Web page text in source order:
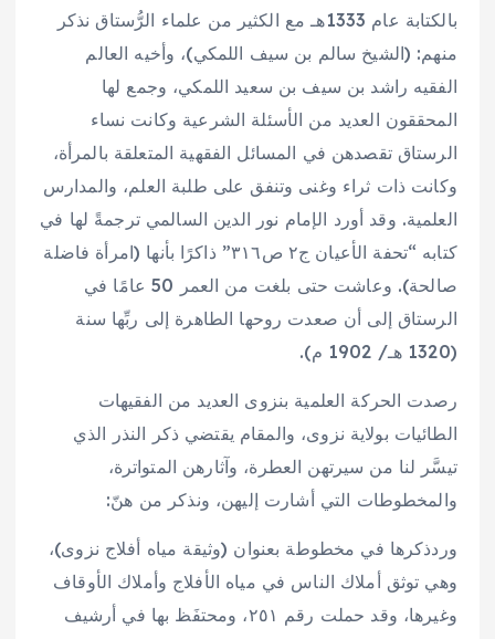
بالكتابة عام 1333هـ مع الكثير من علماء الرُّستاق نذكر
منهم: (الشيخ سالم بن سيف اللمكي)، وأخيه العالم
الفقيه راشد بن سيف بن سعيد اللمكي، وجمع لها
المحققون العديد من الأسئلة الشرعية وكانت نساء
الرستاق تقصدهن في المسائل الفقهية المتعلقة بالمرأة،
وكانت ذات ثراء وغنى وتنفق على طلبة العلم، والمدارس
العلمية. وقد أورد الإمام نور الدين السالمي ترجمةً لها في
كتابه “تحفة الأعيان ج٢ ص٣١٦” ذاكرًا بأنها (امرأة فاضلة
صالحة). وعاشت حتى بلغت من العمر 50 عامًا في
الرستاق إلى أن صعدت روحها الطاهرة إلى ربِّها سنة
(1320 هـ/ 1902 م).
رصدت الحركة العلمية بنزوى العديد من الفقيهات
الطائيات بولاية نزوى، والمقام يقتضي ذكر النذر الذي
تيسَّر لنا من سيرتهن العطرة، وآثارهن المتواترة،
والمخطوطات التي أشارت إليهن، ونذكر من هنّ:
وردذكرها في مخطوطة بعنوان (وثيقة مياه أفلاج نزوى)،
وهي توثق أملاك الناس في مياه الأفلاج وأملاك الأوقاف
وغيرها، وقد حملت رقم ٢٥١، ومحتفَظ بها في أرشيف